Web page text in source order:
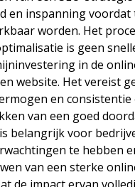
en inspanning voordat
worden. Het
is geen
in de
website. Het vereist
en consistentie
van een goed
belangrijk voor
te hebben
van een sterke
de impact ervan